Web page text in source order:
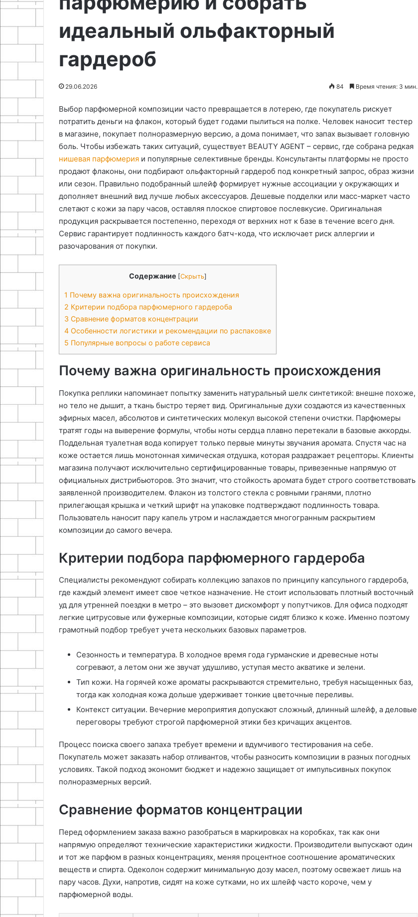
идеальный ольфакторный
гардероб
29.06.2026 84 Время чтения: 3 мин.
Выбор парфюмерной композиции часто превращается в лотерею, где покупатель рискует
потратить деньги на флакон, который будет годами пылиться на полке. Человек наносит тестер
в магазине, покупает полноразмерную версию, а дома понимает, что запах вызывает головную
боль. Чтобы избежать таких ситуаций, существует BEAUTY AGENT – сервис, где собрана редкая
нишевая парфюмерия и популярные селективные бренды. Консультанты платформы не просто
продают флаконы, они подбирают ольфакторный гардероб под конкретный запрос, образ жизни
или сезон. Правильно подобранный шлейф формирует нужные ассоциации у окружающих и
дополняет внешний вид лучше любых аксессуаров. Дешевые подделки или масс-маркет часто
слетают с кожи за пару часов, оставляя плоское спиртовое послевкусие. Оригинальная
продукция раскрывается постепенно, переходя от верхних нот к базе в течение всего дня.
Сервис гарантирует подлинность каждого батч-кода, что исключает риск аллергии и
разочарования от покупки.
Содержание [Скрыть]
1 Почему важна оригинальность происхождения
2 Критерии подбора парфюмерного гардероба
3 Сравнение форматов концентрации
4 Особенности логистики и рекомендации по распаковке
5 Популярные вопросы о работе сервиса
Почему важна оригинальность происхождения
Покупка реплики напоминает попытку заменить натуральный шелк синтетикой: внешне похоже,
но тело не дышит, а ткань быстро теряет вид. Оригинальные духи создаются из качественных
эфирных масел, абсолютов и синтетических молекул высокой степени очистки. Парфюмеры
тратят годы на выверение формулы, чтобы ноты сердца плавно перетекали в базовые аккорды.
Поддельная туалетная вода копирует только первые минуты звучания аромата. Спустя час на
коже остается лишь монотонная химическая отдушка, которая раздражает рецепторы. Клиенты
магазина получают исключительно сертифицированные товары, привезенные напрямую от
официальных дистрибьюторов. Это значит, что стойкость аромата будет строго соответствовать
заявленной производителем. Флакон из толстого стекла с ровными гранями, плотно
прилегающая крышка и четкий шрифт на упаковке подтверждают подлинность товара.
Пользователь наносит пару капель утром и наслаждается многогранным раскрытием
композиции до самого вечера.
Критерии подбора парфюмерного гардероба
Специалисты рекомендуют собирать коллекцию запахов по принципу капсульного гардероба,
где каждый элемент имеет свое четкое назначение. Не стоит использовать плотный восточный
уд для утренней поездки в метро – это вызовет дискомфорт у попутчиков. Для офиса подходят
легкие цитрусовые или фужерные композиции, которые сидят близко к коже. Именно поэтому
грамотный подбор требует учета нескольких базовых параметров.
Сезонность и температура. В холодное время года гурманские и древесные ноты
согревают, а летом они же звучат удушливо, уступая место акватике и зелени.
Тип кожи. На горячей коже ароматы раскрываются стремительно, требуя насыщенных баз,
тогда как холодная кожа дольше удерживает тонкие цветочные переливы.
Контекст ситуации. Вечерние мероприятия допускают сложный, длинный шлейф, а деловые
переговоры требуют строгой парфюмерной этики без кричащих акцентов.
Процесс поиска своего запаха требует времени и вдумчивого тестирования на себе.
Покупатель может заказать набор отливантов, чтобы разносить композиции в разных погодных
условиях. Такой подход экономит бюджет и надежно защищает от импульсивных покупок
полноразмерных версий.
Сравнение форматов концентрации
Перед оформлением заказа важно разобраться в маркировках на коробках, так как они
напрямую определяют технические характеристики жидкости. Производители выпускают один
и тот же парфюм в разных концентрациях, меняя процентное соотношение ароматических
веществ и спирта. Одеколон содержит минимальную дозу масел, поэтому освежает лишь на
пару часов. Духи, напротив, сидят на коже сутками, но их шлейф часто короче, чем у
парфюмерной воды.
13.05.2026
Оформление визы во Францию
в Санкт-Петербурге в 2026
Оригинальные идеи подарков
своими руками
и
рукоделия
Rainbow Loom и основы
рукоделия